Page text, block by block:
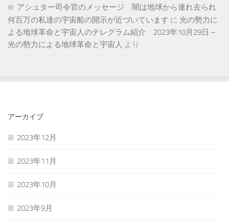
アシュター司令官のメッセージ 闇は地球から連れ去られ
何百万の私達の宇宙船の開示が近づいています に 光の勢力に
よる地球革命と宇宙人のテレグラム紹介 2023年10月29日 –
光の勢力による地球革命と宇宙人 より
アーカイブ
2023年12月
2023年11月
2023年10月
2023年9月